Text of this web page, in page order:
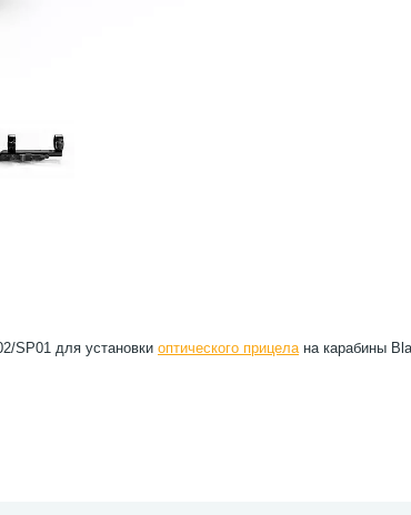
SP01 для установки оптического прицелана карабины